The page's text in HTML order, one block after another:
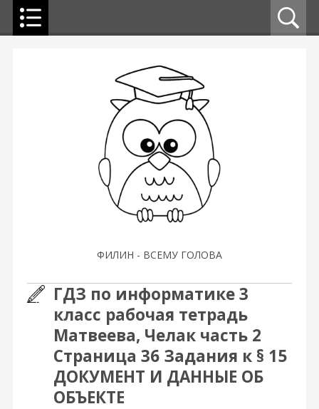
ФИЛИН - ВСЕМУ ГОЛОВА
ГДЗ по информатике 3
класс рабочая тетрадь
Матвеева, Челак часть 2
Страница 36 Задания к § 15
ДОКУМЕНТ И ДАННЫЕ ОБ
ОБЪЕКТЕ